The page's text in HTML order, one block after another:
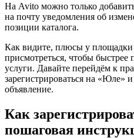
На Avito можно только
на почту уведомления об
позиции каталога.
Как видите, плюсы у площадки
присмотреться, чтобы быстрее
услуги. Давайте перейдём к
зарегистрироваться на «Юле»
объявление.
Как
пошаговая